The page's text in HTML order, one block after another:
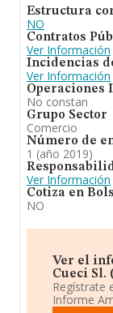
Estructura
NO
Contratos
Ver Información
Incidencias
Ver Información
Operaciones
No constan
Grupo Sector
Comercio
Número de
1 (año 2019)
Ver Información
Cotiza en
NO
Ver el
Cueci Sl.
Regístrate
Informe